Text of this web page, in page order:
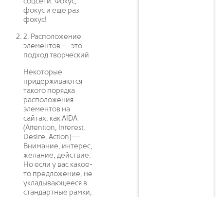
фокус и еще раз
фокус!
2. Расположение
элементов — это
подход творческий
Некоторые
придерживаются
такого порядка
расположения
элементов на
сайтах, как AIDA
(Attention, Interest,
Desire, Action) —
Внимание, интерес,
желание, действие.
Но если у вас какое-
то предложение, не
укладывающееся в
стандартные рамки,